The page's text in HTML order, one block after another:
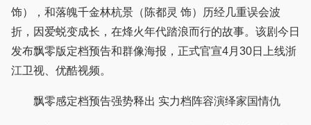
饰），和落魄千金林杭景（陈都灵 饰）历经几重误会波
折，因爱蜕变成长，在烽火年代踏浪而行的故事。该剧今日
发布飘零版定档预告和群像海报，正式官宣4月30日上线浙
江卫视、优酷视频。
飘零感定档预告强势释出 实力档阵容演绎家国情仇